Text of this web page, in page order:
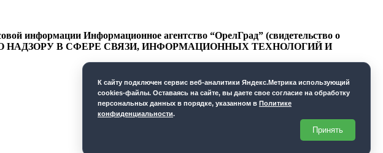
информации Информационное агентство “ОрелГрад” (свидетельство о
ПО НАДЗОРУ В СФЕРЕ СВЯЗИ, ИНФОРМАЦИОННЫХ ТЕХНОЛОГИЙ И
К cайту подключен сервис веб-аналитики Яндекс.Метрика использующий
cookies-файлы. Оставаясь на сайте, вы даете свое согласие на обработку
персональных данных в порядке, указанном в Политике
конфиденциальности.
Принять